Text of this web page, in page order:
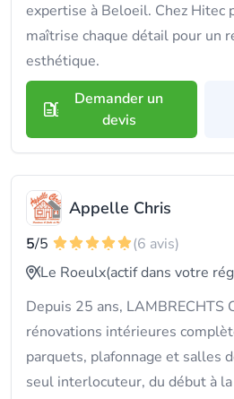
expertise à Beloeil. Chez Hitec
maîtrise chaque détail pour un
esthétique.
Demander un
devis
Appelle Chris
5/5
(6 avis)
Le Roeulx(actif dans votre
Depuis 25 ans, LAMBRECHTS
rénovations intérieures
parquets, plafonnage et salles
seul interlocuteur, du début à